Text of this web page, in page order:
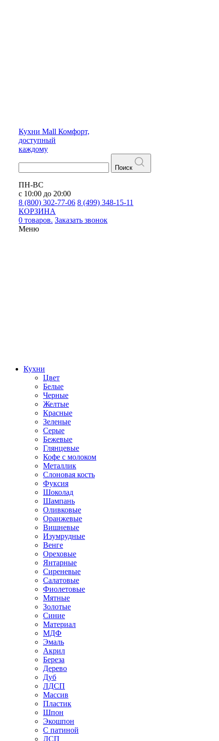
Кухни Mall Комфорт,
доступный
каждому
Поиск
ПН-ВС
с 10:00 до 20:00
8 (800) 302-77-06 8 (499) 348-15-11
КОРЗИНА
0 товаров. Заказать звонок
Меню
Кухни
Цвет
Белые
Черные
Желтые
Красные
Зеленые
Серые
Бежевые
Глянцевые
Кофе с молоком
Металлик
Слоновая кость
Фуксия
Шоколад
Шампань
Оливковые
Оранжевые
Вишневые
Изумрудные
Венге
Ореховые
Янтарные
Сиреневые
Салатовые
Фиолетовые
Мятные
Золотые
Синие
Материал
МДФ
Эмаль
Акрил
Береза
Дерево
Дуб
ЛДСП
Массив
Пластик
Шпон
Экошпон
С патиной
ДСП